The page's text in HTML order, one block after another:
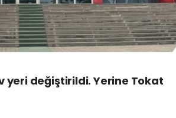
yeri değiştirildi. Yerine Tokat